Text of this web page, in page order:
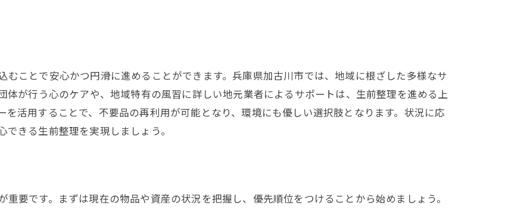
川市での生前整理が与える安心感とは
地域資源を活用した安心の整理法
生前整理から得られる心の安定
加古川市ならではの安心感を得る方法
地域密着型サービスの安心感
ことで安心かつ円滑に進めることができます。兵庫県加古川市では、地域に根ざした多様なサ
体が行う心のケアや、地域特有の風習に詳しい地元業者によるサポートは、生前整理を進める上
活用することで、不要品の再利用が可能となり、環境にも優しい選択肢となります。状況に応
きる生前整理を実現しましょう。
要です。まずは現在の物品や資産の状況を把握し、優先順位をつけることから始めましょう。